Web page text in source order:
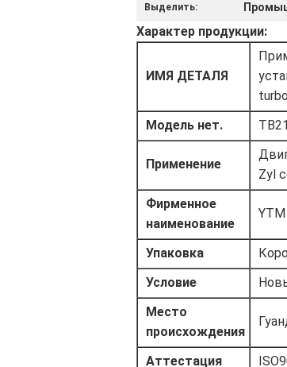
Выделить:
Характер продукции:
ИМЯ ДЕТАЛЯ
Модель нет.
Применение
Zyl
Фирменное
наименование
YTM
Упаковка
Условие
Место
происхождения
Аттестация